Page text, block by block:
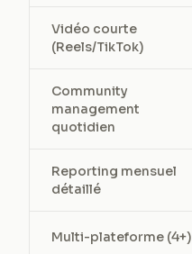
Vidéo courte
(Reels/TikTok)
Community
management
quotidien
Reporting mensuel
détaillé
Multi-plateforme (4+)